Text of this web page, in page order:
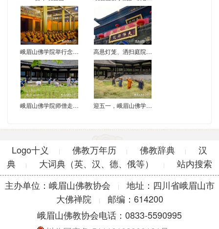
峨眉山佛学院举行念佛实修教学活动 高悬灯笼、洒扫庭院，峨眉山各寺院喜气洋洋迎新春
峨眉山佛学院师僧走进光明寺出坡 迎五一，峨眉山佛学院女众部僧众入光明寺出坡
Logo十义 | 佛教万年历 | 佛教辞典 |
汉
典
| 大词典（英、汉、德、俄等） |
站内搜索
主办单位：峨眉山佛教协会
|
地址：四川省峨眉山市
大佛禅院
|
邮编：614200
峨眉山佛教协会电话：0833-5590995